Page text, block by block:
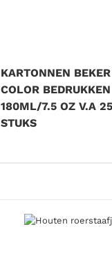
KARTONNEN
COLOR BEDRUKKEN
180ML/7.5 OZ V.A
STUKS